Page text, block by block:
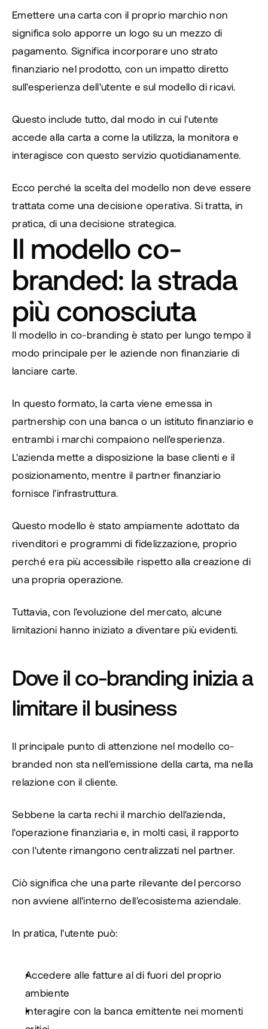
Emettere una carta con il proprio marchio non
significa solo apporre un logo su un mezzo di
pagamento. Significa incorporare uno strato
finanziario nel prodotto, con un impatto diretto
sull'esperienza dell'utente e sul modello di ricavi.
Questo include tutto, dal modo in cui l'utente
accede alla carta a come la utilizza, la monitora e
interagisce con questo servizio quotidianamente.
Ecco perché la scelta del modello non deve essere
trattata come una decisione operativa. Si tratta, in
pratica, di una decisione strategica.
Il modello co-
branded: la strada
più conosciuta
Il modello in co-branding è stato per lungo tempo il
modo principale per le aziende non finanziarie di
lanciare carte.
In questo formato, la carta viene emessa in
partnership con una banca o un istituto finanziario e
entrambi i marchi compaiono nell'esperienza.
L'azienda mette a disposizione la base clienti e il
posizionamento, mentre il partner finanziario
fornisce l'infrastruttura.
Questo modello è stato ampiamente adottato da
rivenditori e programmi di fidelizzazione, proprio
perché era più accessibile rispetto alla creazione di
una propria operazione.
Tuttavia, con l'evoluzione del mercato, alcune
limitazioni hanno iniziato a diventare più evidenti.
Dove il co-branding inizia a
limitare il business
Il principale punto di attenzione nel modello co-
branded non sta nell'emissione della carta, ma nella
relazione con il cliente.
Sebbene la carta rechi il marchio dell'azienda,
l'operazione finanziaria e, in molti casi, il rapporto
con l'utente rimangono centralizzati nel partner.
Ciò significa che una parte rilevante del percorso
non avviene all'interno dell'ecosistema aziendale.
In pratica, l'utente può:
Accedere alle fatture al di fuori del proprio
ambiente
Interagire con la banca emittente nei momenti